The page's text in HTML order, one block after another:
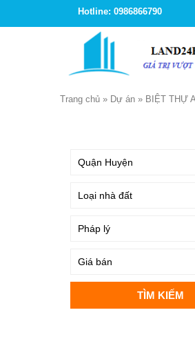
Hotline: 0986866790
Trang chủ » Dự án » BIỆT THỰ